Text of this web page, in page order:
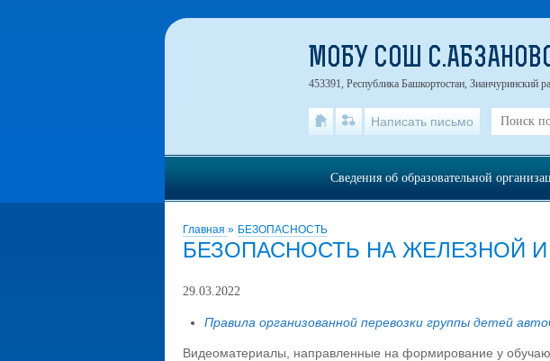
Главная » БЕЗОПАСНОСТЬ
БЕЗОПАСНОСТЬ НА ЖЕЛЕЗНОЙ
29.03.2022
Правила организованной перевозки группы детей
Видеоматериалы, направленные на формирование у
МОБУ СОШ
453391, Республика Башкортостан, Зианчуринский
Написать письмо
Сведения об образовательной